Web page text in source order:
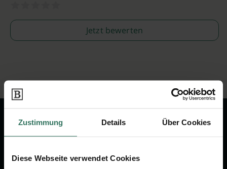
Zustimmung Details Über Cookies
Diese Webseite verwendet Cookies
Jetzt bewerten
um das Thema Bestattung &